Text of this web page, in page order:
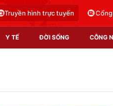
Truyền hình trực tuyến
Y TẾ ĐỜI SỐNG CÔNG